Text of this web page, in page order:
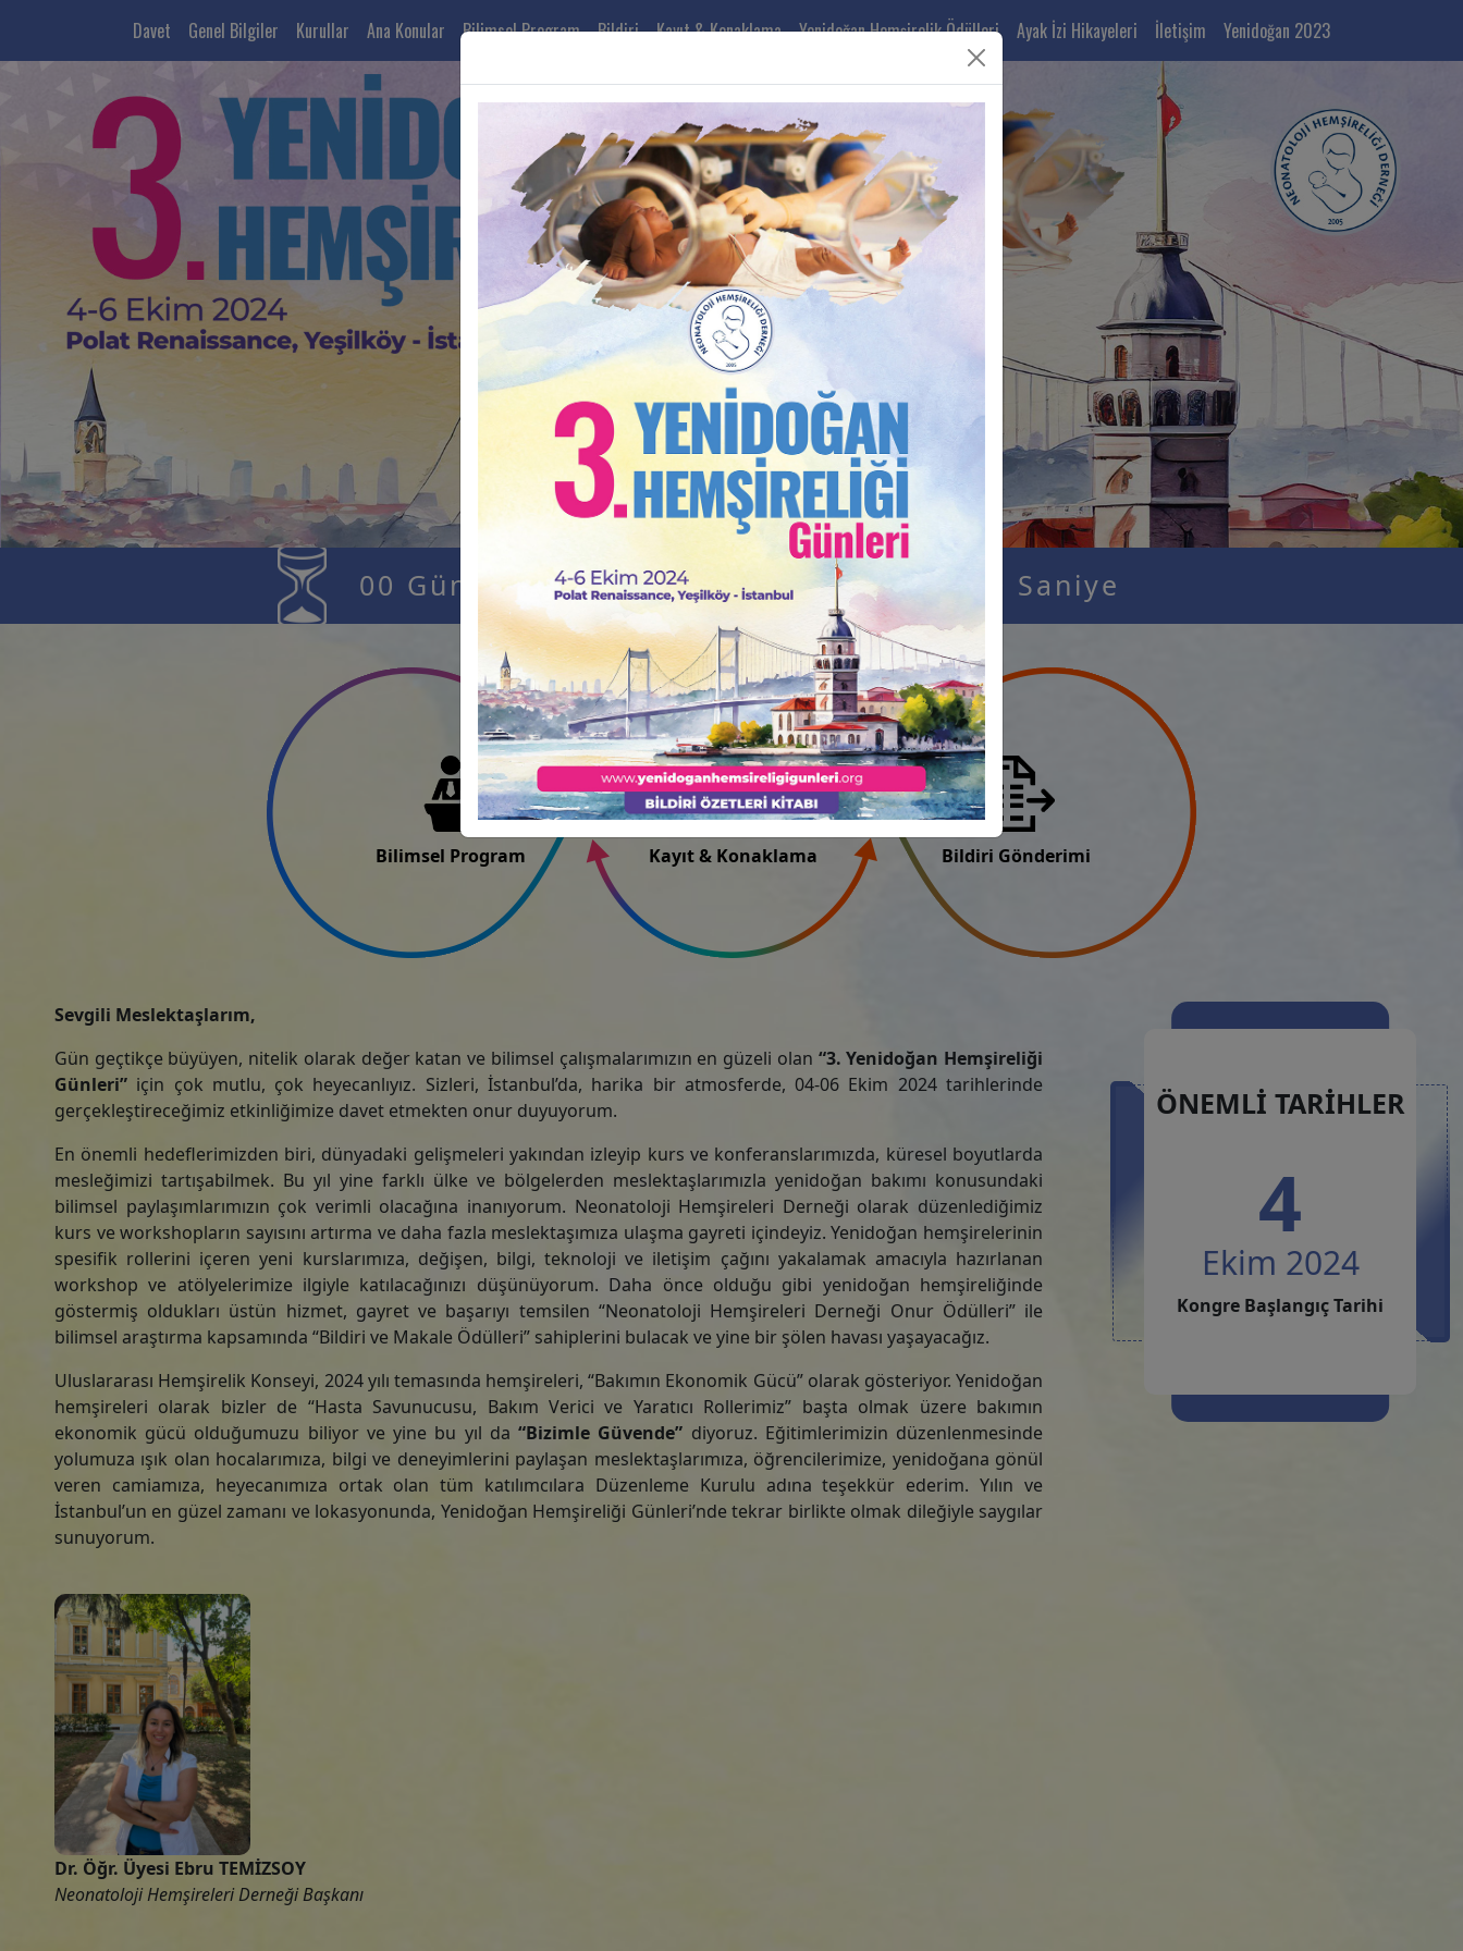
Davet (current)
Genel Bilgiler Kurullar Ana Konular Bilimsel Program Bildiri Kayıt & Konaklama Yenidoğan Hemşirelik Ödülleri Ayak İzi Hikayeleri İletişim Yenidoğan 2023
00 Gün 00Saat 00Dakika Saniye
Bilimsel Program Kayıt & Konaklama Bildiri Gönderimi
Sevgili Meslektaşlarım,
Gün geçtikçe büyüyen, nitelik olarak değer katan ve bilimsel çalışmalarımızın en güzeli olan “3. Yenidoğan Hemşireliği
Günleri” için çok mutlu, çok heyecanlıyız. Sizleri, İstanbul’da, harika bir atmosferde, 04-06 Ekim 2024 tarihlerinde
gerçekleştireceğimiz etkinliğimize davet etmekten onur duyuyorum.
En önemli hedeflerimizden biri, dünyadaki gelişmeleri yakından izleyip kurs ve konferanslarımızda, küresel boyutlarda
mesleğimizi tartışabilmek. Bu yıl yine farklı ülke ve bölgelerden meslektaşlarımızla yenidoğan bakımı konusundaki
bilimsel paylaşımlarımızın çok verimli olacağına inanıyorum. Neonatoloji Hemşireleri Derneği olarak düzenlediğimiz
kurs ve workshopların sayısını artırma ve daha fazla meslektaşımıza ulaşma gayreti içindeyiz. Yenidoğan hemşirelerinin
spesifik rollerini içeren yeni kurslarımıza, değişen, bilgi, teknoloji ve iletişim çağını yakalamak amacıyla hazırlanan
workshop ve atölyelerimize ilgiyle katılacağınızı düşünüyorum. Daha önce olduğu gibi yenidoğan hemşireliğinde
göstermiş oldukları üstün hizmet, gayret ve başarıyı temsilen “Neonatoloji Hemşireleri Derneği Onur Ödülleri” ile
bilimsel araştırma kapsamında “Bildiri ve Makale Ödülleri” sahiplerini bulacak ve yine bir şölen havası yaşayacağız.
Uluslararası Hemşirelik Konseyi, 2024 yılı temasında hemşireleri, “Bakımın Ekonomik Gücü” olarak gösteriyor. Yenidoğan
hemşireleri olarak bizler de “Hasta Savunucusu, Bakım Verici ve Yaratıcı Rollerimiz” başta olmak üzere bakımın
ekonomik gücü olduğumuzu biliyor ve yine bu yıl da“Bizimle Güvende” diyoruz. Eğitimlerimizin düzenlenmesinde
yolumuza ışık olan hocalarımıza, bilgi ve deneyimlerini paylaşan meslektaşlarımıza, öğrencilerimize, yenidoğana gönül
veren camiamıza, heyecanımıza ortak olan tüm katılımcılara Düzenleme Kurulu adına teşekkür ederim. Yılın ve
İstanbul’un en güzel zamanı ve lokasyonunda, Yenidoğan Hemşireliği Günleri’nde tekrar birlikte olmak dileğiyle saygılar
sunuyorum.
Dr. Öğr. Üyesi Ebru TEMİZSOY
Neonatoloji Hemşireleri Derneği Başkanı
ÖNEMLİ TARİHLER
4
Ekim 2024
Kongre Başlangıç Tarihi
6
Ekim 2024
Kongre Bitiş Tarihi
Ekim 2024
Kongre Başlangıç Tarihi
Ekim 2024
Kongre Bitiş Tarihi